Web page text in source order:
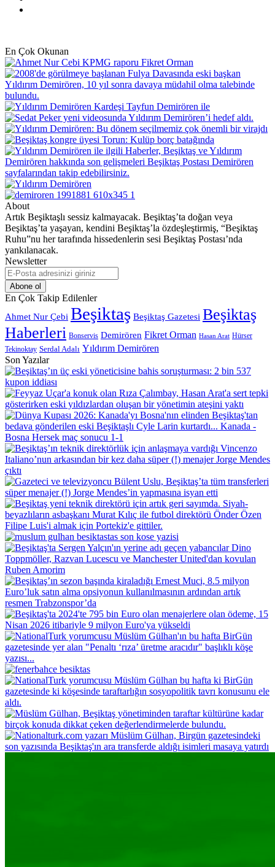
En Çok Okunan
About
Artık Beşiktaşlı sessiz kalmayacak. Beşiktaş’ta doğan veya
Beşiktaş’ta yaşayan, kendini Beşiktaş’la özdeşleştirmiş, “Beşiktaş
Ruhu”nu her tarafında hissedenlerin sesi Beşiktaş Postası’nda
yankılanacak.
Newsletter
E-
Posta
adresinizi
giriniz
En Çok Takip Edilenler
Ahmet Nur Çebi Beşiktaş Beşiktaş Gazetesi Beşiktaş
Haberleri Bonservis Demirören Fikret Orman Hasan Arat Hürser
Tekinoktay Serdal Adalı Yıldırım Demirören
Son Yazılar